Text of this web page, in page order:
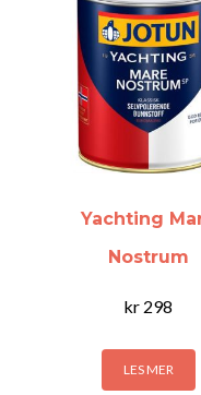
Yachting
Nostrum
kr 298
LES MER